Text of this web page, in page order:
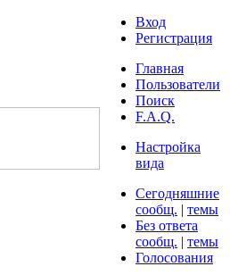
Вход
Регистрация
Главная
Пользователи
Поиск
F.A.Q.
Настройка
вида
Сегодняшние
сообщ. | темы
Без ответа
сообщ. | темы
Голосования